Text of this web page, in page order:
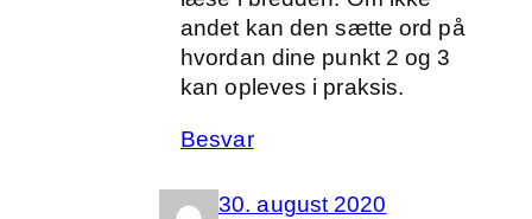
andet kan den sætte ord på
hvordan dine punkt 2 og 3
kan opleves i praksis.
Besvar
30. august 2020